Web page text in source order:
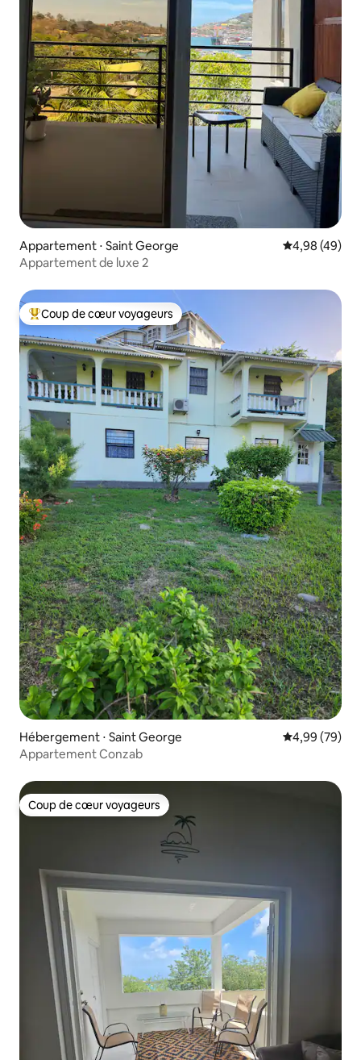
Appartement ⋅ Saint George Évaluation
4,98 (49)
Appartement de luxe 2
Coups de cœur voyageurs les plus appréciés
Coup de cœur voyageurs
Hébergement ⋅ Saint George Évaluation
4,99 (79)
Appartement Conzab
Coup de cœur voyageurs
Coup de cœur voyageurs